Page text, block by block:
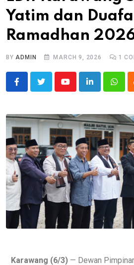
Yatim dan
Ramadhan
BYADMIN MARCH 9, 2026 1
Karawang (6/3) — Dewan